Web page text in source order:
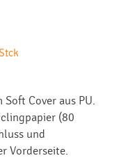
Cover aus PU.
(80
und
Vorderseite.